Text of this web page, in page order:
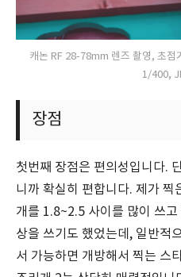
캐논 RF 28-78mm 렌즈 촬영, 초
1/400,
장점
첫번째 장점은 편의성입니다.
니까 확실히 편합니다. 제가 찍
개를 1.8~2.5 사이를 많이 쓰고
상을 쓰기도 했었는데, 일반적
서 가능하면 개방해서 찍는 스